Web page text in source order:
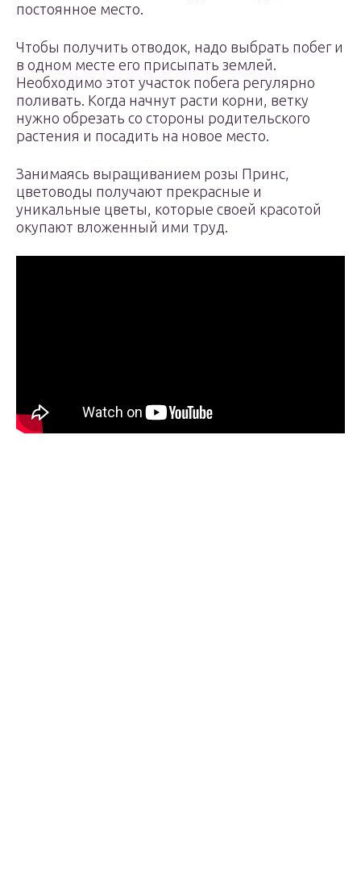
постоянное место.
Чтобы получить отводок, надо выбрать побег и
в одном месте его присыпать землей.
Необходимо этот участок побега регулярно
поливать. Когда начнут расти корни, ветку
нужно обрезать со стороны родительского
растения и посадить на новое место.
Занимаясь выращиванием розы Принс,
цветоводы получают прекрасные и
уникальные цветы, которые своей красотой
окупают вложенный ими труд.